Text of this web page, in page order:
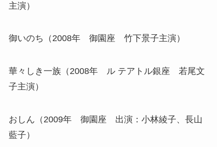
主演）
御いのち（2008年 御園座 竹下景子主演）
華々しき一族（2008年 ル テアトル銀座 若尾文
子主演）
おしん（2009年 御園座 出演：小林綾子、長山
藍子）